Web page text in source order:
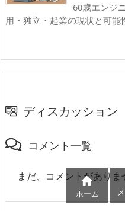
60歳エンジ
用・独立・起業の現状と可能
ディスカッション
コメント一覧
まだ、コメントがありま

ホーム